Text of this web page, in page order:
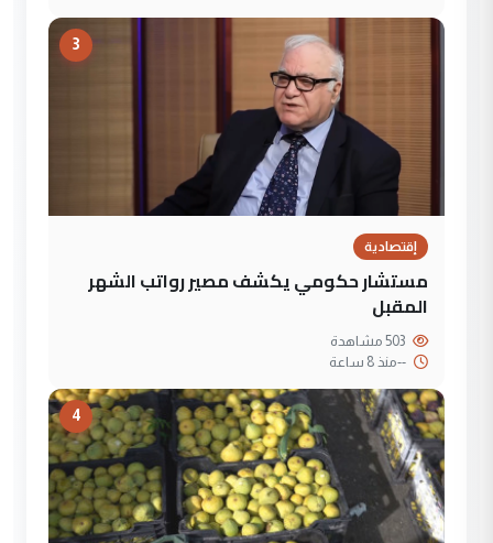
3
إقتصادية
مستشار حكومي يكشف مصير رواتب الشهر
المقبل
--منذ 8 ساعة
4